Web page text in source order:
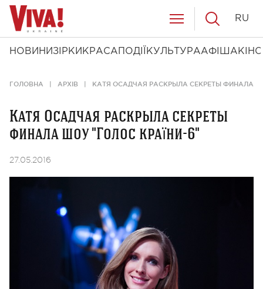
НОВИНИ ЗІРКИ КРАСА ПОДІЇ КУЛЬТУРААФІША КІНО
RU
ГОЛОВНА АРХІВ КАТЯ ОСАДЧАЯ РАСКРЫЛА СЕКРЕТЫ ФИНАЛА
Катя Осадчая раскрыла секреты
финала шоу "Голос країни-6"
27.05.2016